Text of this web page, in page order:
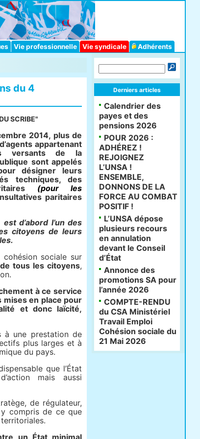
Vie professionnelle Vie syndicale Adhérents
du 4
SCRIBE"
2014, plus de
appartenant
versants de la
sont appelés
désigner leurs
techniques, des
(pour les
paritaires
d’abord l’un des
citoyens de leurs
sociale sur
tous les citoyens,
à ce service
mises en place pour
et donc laïcité,
à une prestation de
plus larges et à
du pays.
que l’État
mais aussi
de régulateur,
y compris de ce que
un État minimal
Derniers articles
Calendrier des
payes et des
pensions 2026
POUR 2026 :
ADHÉREZ !
REJOIGNEZ
L’UNSA !
ENSEMBLE,
DONNONS DE LA
FORCE AU COMBAT
POSITIF !
L’UNSA dépose
plusieurs recours
en annulation
devant le Conseil
d’État
Annonce des
promotions SA pour
l’année 2026
COMPTE-RENDU
du CSA Ministériel
Travail Emploi
Cohésion sociale du
21 Mai 2026